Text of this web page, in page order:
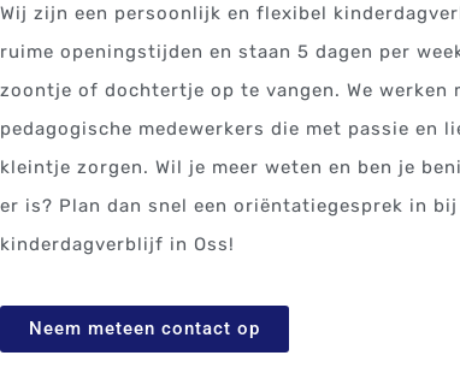
Wij zijn een persoonlijk en flexibel
ruime openingstijden en staan 5 dagen per
zoontje of dochtertje op te vangen. We werken
pedagogische medewerkers die met passie en
kleintje zorgen. Wil je meer weten en ben je
er is? Plan dan snel een oriëntatiegesprek in bij
kinderdagverblijf in Oss!
Neem meteen contact op